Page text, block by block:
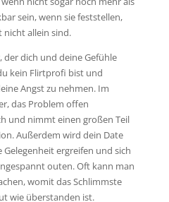
sein, wenn sie feststellen,
nicht allein sind.
dich und deine Gefühle
kein Flirtprofi bist und
Angst zu nehmen. Im
das Problem offen
und nimmt einen großen Teil
Außerdem wird dein Date
ergreifen und sich
outen. Oft kann man
womit das Schlimmste
wie überstanden ist.